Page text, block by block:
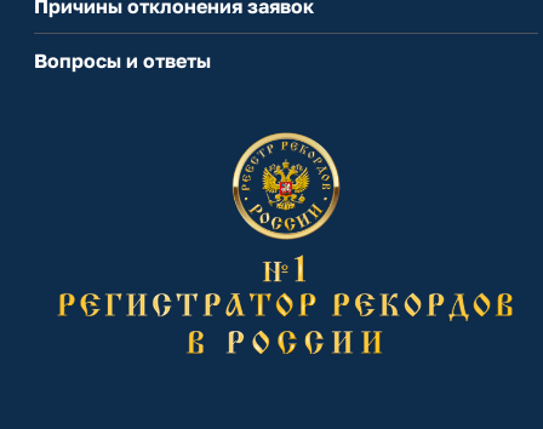
Причины отклонения заявок
Вопросы и ответы